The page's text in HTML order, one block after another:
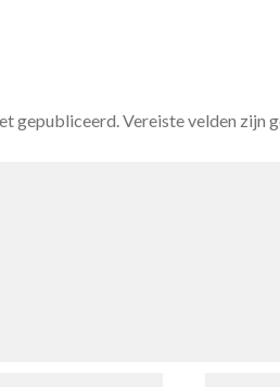
gepubliceerd. Vereiste velden zijn